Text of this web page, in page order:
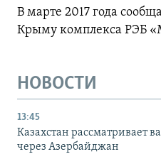
В марте 2017 года
Крыму комплекса РЭБ
НОВОСТИ
13:45
Казахстан рассматривает
через Азербайджан